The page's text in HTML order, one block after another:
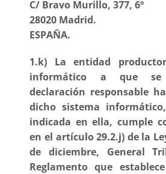
C/ Bravo Murillo, 377, 6º
28020 Madrid.
ESPAÑA.
1.k) La entidad
informático a que se
declaración responsable
dicho sistema
indicada en ella, cumple
en el artículo 29.2.j) de la
de diciembre, General
Reglamento que